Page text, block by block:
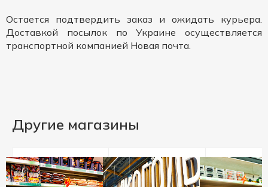
Остается подтвердить заказ и ожидать курьера.
Доставкой посылок по Украине осуществляется
транспортной компанией Новая почта.
Другие магазины